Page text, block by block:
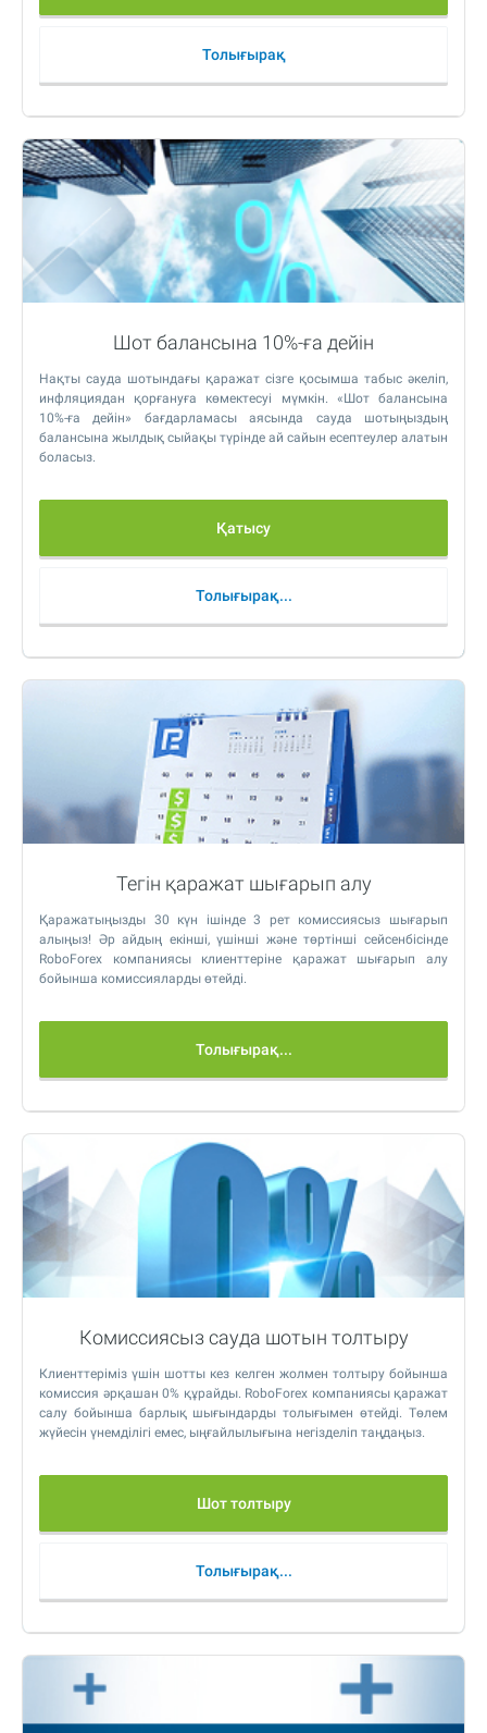
Толығырақ
Шот балансына 10%-ға дейін
Нақты сауда шотындағы қаражат сізге қосымша табыс әкеліп,
инфляциядан қорғануға көмектесуі мүмкін. «Шот балансына
10%-ға дейін» бағдарламасы аясында сауда шотыңыздың
балансына жылдық сыйақы түрінде ай сайын есептеулер алатын
боласыз.
Қатысу
Толығырақ...
Тегін қаражат шығарып алу
Қаражатыңызды 30 күн ішінде 3 рет комиссиясыз шығарып
алыңыз! Әр айдың екінші, үшінші және төртінші сейсенбісінде
RoboForex компаниясы клиенттеріне қаражат шығарып алу
бойынша комиссияларды өтейді.
Толығырақ...
Комиссиясыз сауда шотын толтыру
Клиенттеріміз үшін шотты кез келген жолмен толтыру бойынша
комиссия әрқашан 0% құрайды. RoboForex компаниясы қаражат
салу бойынша барлық шығындарды толығымен өтейді. Төлем
жүйесін үнемділігі емес, ыңғайлылығына негізделіп таңдаңыз.
Шот толтыру
Толығырақ...